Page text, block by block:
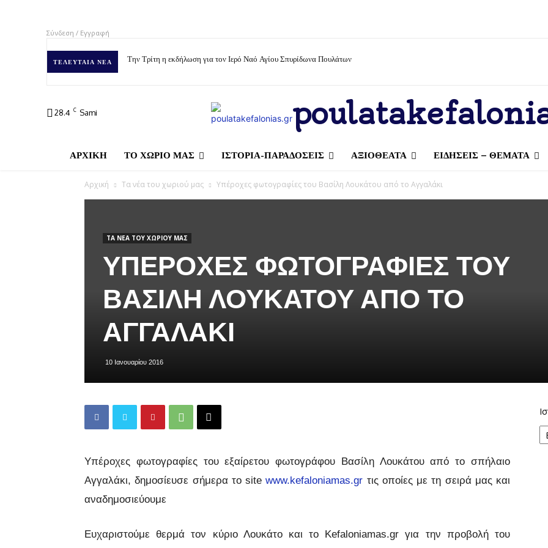
Σύνδεση / Εγγραφή
ΤΕΛΕΥΤΑΊΑ ΝΈΑ Την Τρίτη η εκδήλωση για τον Ιερό Ναό Αγίου Σπυρίδωνα Πουλάτων
28.4 C Sami
ΑΡΧΙΚΗ ΤΟ ΧΩΡΙΟ ΜΑΣ ΙΣΤΟΡΙΑ-ΠΑΡΑΔΟΣΕΙΣ ΑΞΙΟΘΕΑΤΑ ΕΙΔΗΣΕΙΣ – ΘΕΜΑΤΑ
Αρχική Τα νέα του χωριού μας Υπέροχες φωτογραφίες του Βασίλη Λουκάτου από το Αγγαλάκι
ΤΑ ΝΈΑ ΤΟΥ ΧΩΡΙΟΎ ΜΑΣ
ΥΠΈΡΟΧΕΣ ΦΩΤΟΓΡΑΦΊΕΣ ΤΟΥ
ΒΑΣΊΛΗ ΛΟΥΚΆΤΟΥ ΑΠΌ ΤΟ
ΑΓΓΑΛΆΚΙ
10 Ιανουαρίου 2016
Υπέροχες φωτογραφίες του εξαίρετου φωτογράφου Βασίλη Λουκάτου από το σπήλαιο
Αγγαλάκι, δημοσίευσε σήμερα το sitewww.kefaloniamas.gr τις οποίες με τη σειρά μας και
αναδημοσιεύουμε
Ευχαριστούμε θερμά τον κύριο Λουκάτο και το Kefaloniamas.gr για την προβολή του